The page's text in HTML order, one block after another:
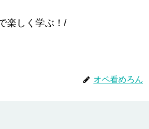
楽しく学ぶ！/
オペ看めろん